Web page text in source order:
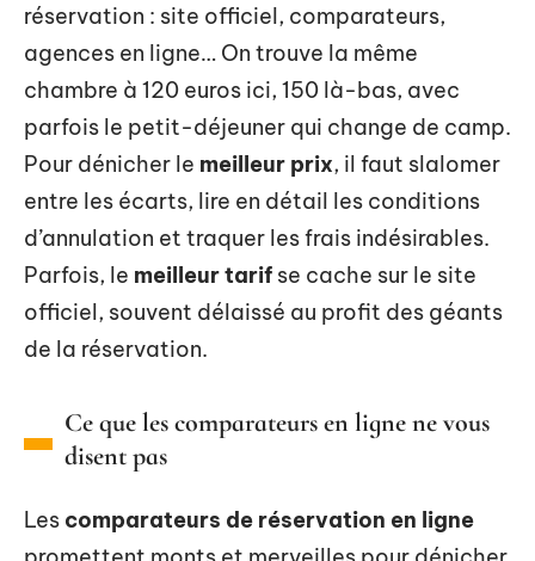
réservation : site officiel, comparateurs,
agences en ligne… On trouve la même
chambre à 120 euros ici, 150 là-bas, avec
parfois le petit-déjeuner qui change de camp.
Pour dénicher le meilleur prix, il faut slalomer
entre les écarts, lire en détail les conditions
d’annulation et traquer les frais indésirables.
Parfois, le meilleur tarif se cache sur le site
officiel, souvent délaissé au profit des géants
de la réservation.
Ce que les comparateurs en ligne ne vous
disent pas
Les comparateurs de réservation en ligne